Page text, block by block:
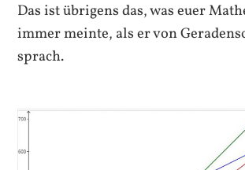
Das ist übrigens das, was euer
immer meinte, als er von
sprach.